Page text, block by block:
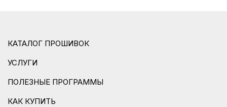
КАТАЛОГ ПРОШИВОК
УСЛУГИ
ПОЛЕЗНЫЕ ПРОГРАММЫ
КАК КУПИТЬ